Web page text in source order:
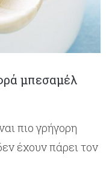
μπεσαμέλ
πιο γρήγορη
έχουν πάρει τον